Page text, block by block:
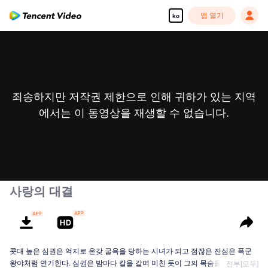
ko 앱 열기
죄송하지만 저작권 제한으로 인해 귀하가 있는 지역
에서는 이 동영상을 재생할 수 없습니다.
사랑의 대결
콧대 높은 심권은 억지로 온갖 굴욕을 당하는 시녀가 되고 점잖은 진심은 폭군
왕야처럼 연기한다. 심권은 밤마다 칼을 갈며 미친 듯이 그의 목숨을 노리고, 진
전부[모두]